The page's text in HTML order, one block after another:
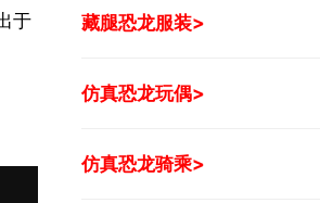
于
藏腿恐龙服装>
仿真恐龙玩偶>
仿真恐龙骑乘>